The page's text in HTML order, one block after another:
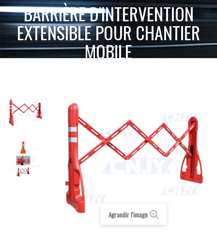
BARRIÈRE D'INTERVENTION
EXTENSIBLE POUR CHANTIER
MOBILE
Agrandir l'image